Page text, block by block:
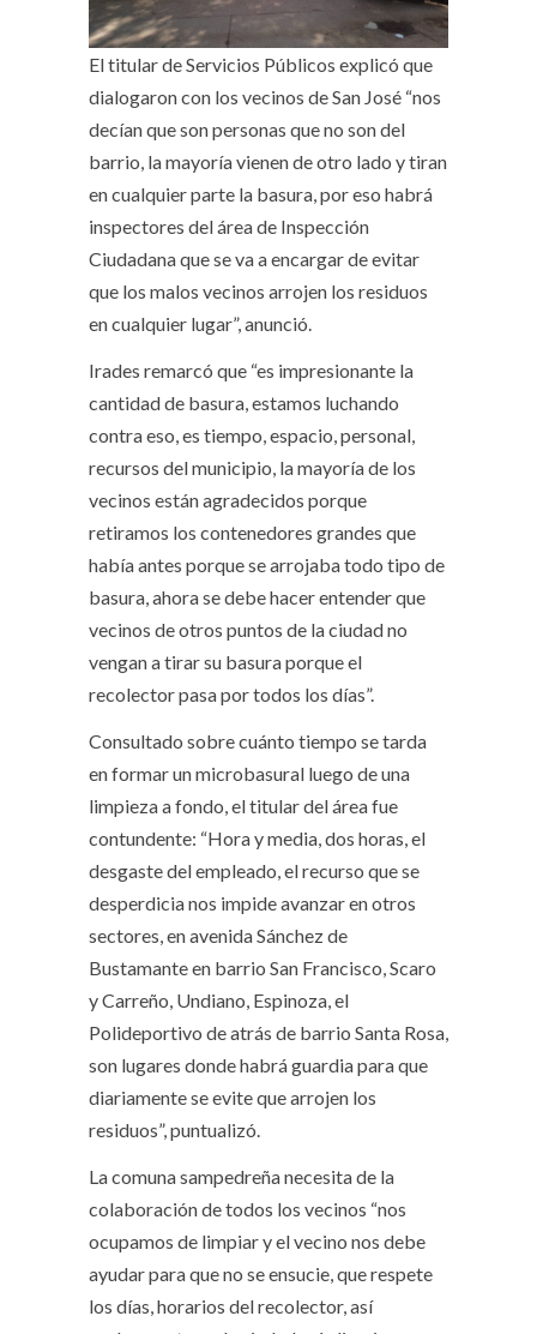
El titular de Servicios Públicos explicó que
dialogaron con los vecinos de San José “nos
decían que son personas que no son del
barrio, la mayoría vienen de otro lado y tiran
en cualquier parte la basura, por eso habrá
inspectores del área de Inspección
Ciudadana que se va a encargar de evitar
que los malos vecinos arrojen los residuos
en cualquier lugar”, anunció.
Irades remarcó que “es impresionante la
cantidad de basura, estamos luchando
contra eso, es tiempo, espacio, personal,
recursos del municipio, la mayoría de los
vecinos están agradecidos porque
retiramos los contenedores grandes que
había antes porque se arrojaba todo tipo de
basura, ahora se debe hacer entender que
vecinos de otros puntos de la ciudad no
vengan a tirar su basura porque el
recolector pasa por todos los días”.
Consultado sobre cuánto tiempo se tarda
en formar un microbasural luego de una
limpieza a fondo, el titular del área fue
contundente: “Hora y media, dos horas, el
desgaste del empleado, el recurso que se
desperdicia nos impide avanzar en otros
sectores, en avenida Sánchez de
Bustamante en barrio San Francisco, Scaro
y Carreño, Undiano, Espinoza, el
Polideportivo de atrás de barrio Santa Rosa,
son lugares donde habrá guardia para que
diariamente se evite que arrojen los
residuos”, puntualizó.
La comuna sampedreña necesita de la
colaboración de todos los vecinos “nos
ocupamos de limpiar y el vecino nos debe
ayudar para que no se ensucie, que respete
los días, horarios del recolector, así